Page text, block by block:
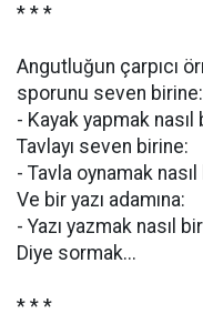
* * *
Angutluğun çarpıcı
sporunu seven birine:
- Kayak yapmak nasıl
Tavlayı seven birine:
- Tavla oynamak
Ve bir yazı adamına:
- Yazı yazmak nasıl
Diye sormak...
* * *